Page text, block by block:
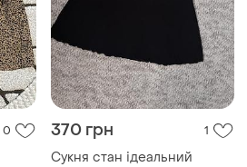
0 370 грн 1
Сукня стан ідеальний